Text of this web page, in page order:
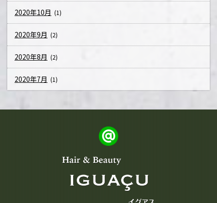
2020年10月 (1)
2020年9月 (2)
2020年8月 (2)
2020年7月 (1)